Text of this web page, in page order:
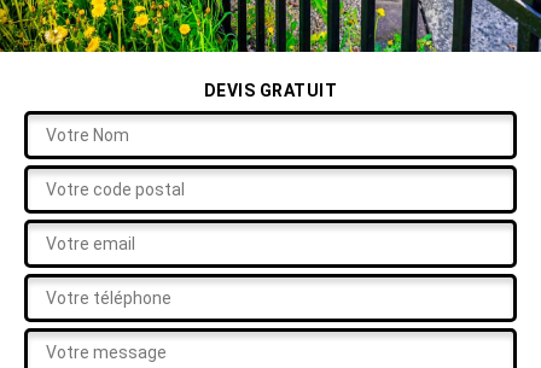
DEVIS GRATUIT